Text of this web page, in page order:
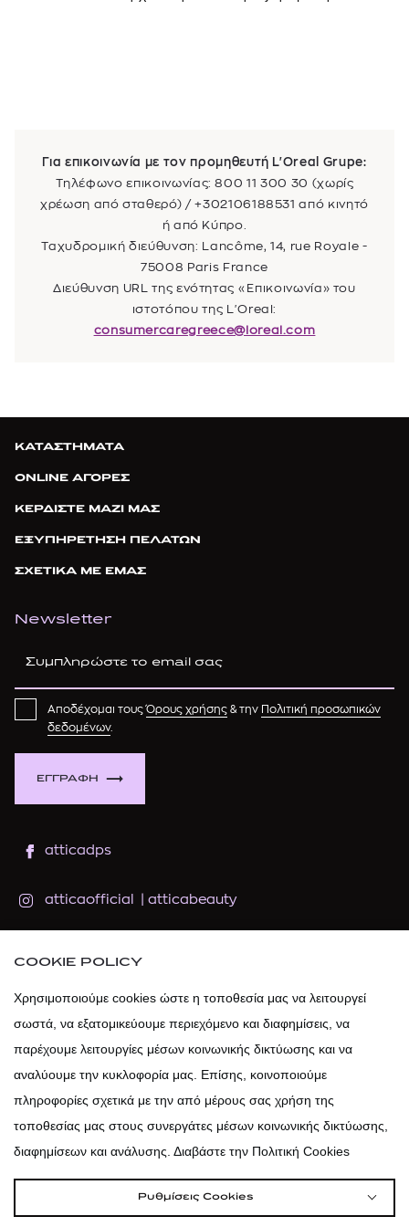
Για επικοινωνία με τον προμηθευτή L'Oreal Grupe:
Τηλέφωνο επικοινωνίας: 800 11 300 30 (χωρίς
χρέωση από σταθερό) / +302106188531 από κινητό
ή από Κύπρο.
Ταχυδρομική διεύθυνση: Lancôme, 14, rue Royale -
75008 Paris France
Διεύθυνση URL της ενότητας «Επικοινωνία» του
ιστοτόπου της L'Oreal:
consumercaregreece@loreal.com
ΚΑΤΑΣΤΗΜΑΤΑ
ONLINE ΑΓΟΡΕΣ
ΚΕΡΔΙΣΤΕ ΜΑΖΙ ΜΑΣ
ΕΞΥΠΗΡΕΤΗΣΗ ΠΕΛΑΤΩΝ
ΣΧΕΤΙΚΑ ΜΕ ΕΜΑΣ
Newsletter
ΕΓΓΡΑΦΗ
Αποδέχομαι τουςΌρους χρήσης & την Πολιτική προσωπικών
δεδομένων.
atticadps
atticaofficial atticabeauty
atticadps
COOKIE POLICY
Χρησιμοποιούμε cookies ώστε η τοποθεσία μας να λειτουργεί
σωστά, να εξατομικεύουμε περιεχόμενο και διαφημίσεις, να
παρέχουμε λειτουργίες μέσων κοινωνικής δικτύωσης και να
αναλύουμε την κυκλοφορία μας. Επίσης, κοινοποιούμε
πληροφορίες σχετικά με την από μέρους σας χρήση της
τοποθεσίας μας στους συνεργάτες μέσων κοινωνικής δικτύωσης,
διαφημίσεων και ανάλυσης. Διαβάστε την Πολιτική Cookies
Ρυθμίσεις Cookies